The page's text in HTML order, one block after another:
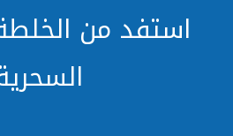
استفد من الخلطة
السحرية!